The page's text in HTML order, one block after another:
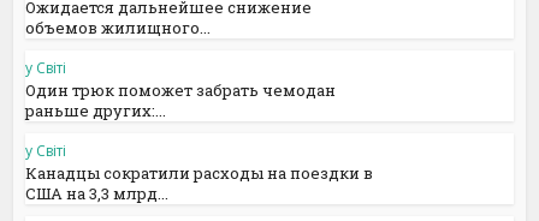
Ожидается дальнейшее снижение
объемов жилищного...
у Світі
Один трюк поможет забрать чемодан
раньше других:...
у Світі
Канадцы сократили расходы на поездки в
США на 3,3 млрд...